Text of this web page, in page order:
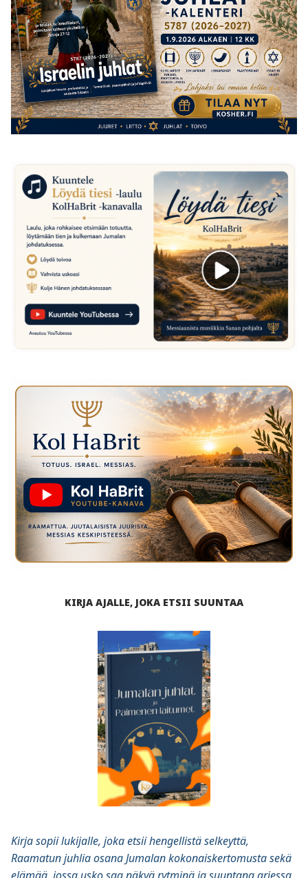
KIRJA AJALLE, JOKA ETSII SUUNTAA
Kirja sopii lukijalle, joka etsii hengellistä selkeyttä,
Raamatun juhlia osana Jumalan kokonaiskertomusta sekä